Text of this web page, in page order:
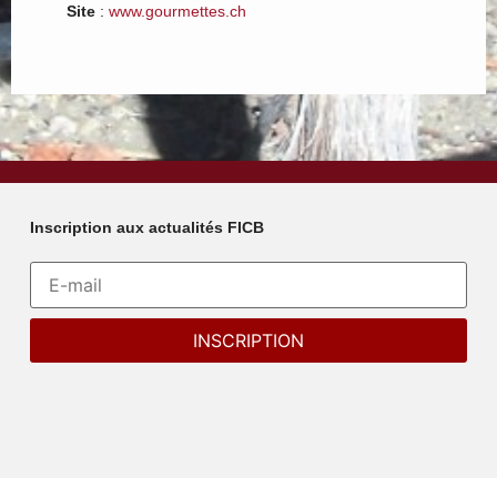
Site : www.gourmettes.ch
Inscription aux actualités FICB